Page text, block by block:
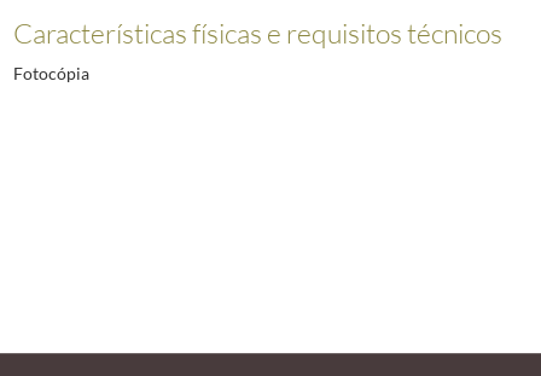
Características físicas e requisitos técnicos
Fotocópia